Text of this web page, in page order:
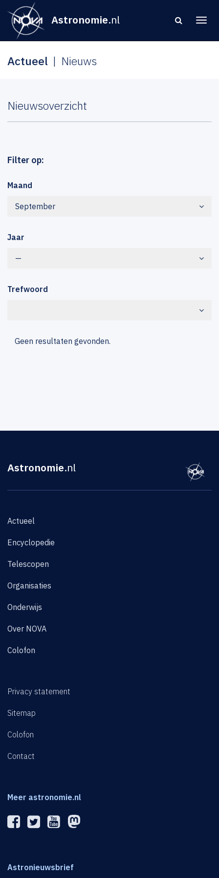
Astronomie.nl
Actueel Nieuws
Nieuwsoverzicht
Filter op:
Maand
September
Jaar
—
Trefwoord
Geen resultaten gevonden.
Astronomie.nl
Actueel
Encyclopedie
Telescopen
Organisaties
Onderwijs
Over NOVA
Colofon
Privacy statement
Sitemap
Colofon
Contact
Meer astronomie.nl
Astronieuwsbrief